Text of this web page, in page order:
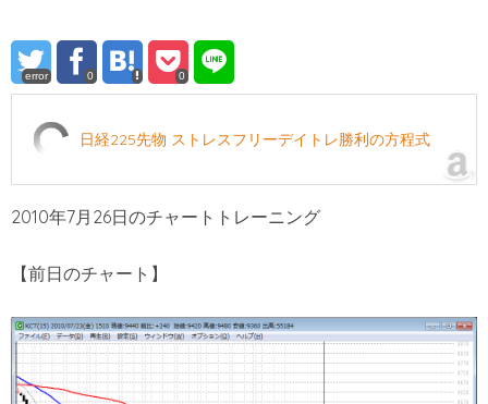
error 0 0
日経225先物 ストレスフリーデイトレ勝利の方程式
2010年7月26日のチャートトレーニング
【前日のチャート】